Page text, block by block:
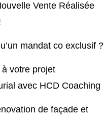
Vente Réalisée
mandat co exclusif ?
votre projet
avec HCD Coaching
de façade et